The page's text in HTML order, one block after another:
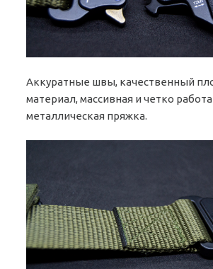
Аккуратные швы, качественный
материал, массивная и четко
металлическая пряжка.